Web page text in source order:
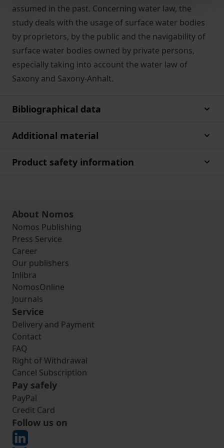
assumed in the past. Concerning water law, the
study deals with the usage of surface water bodies
by proprietors, by the public and the navigability of
surface water bodies owned by private persons,
especially taking into account the water law of
Saxony and Saxony-Anhalt.
Bibliographical data
Additional material
Product safety information
About Nomos
Nomos Publishing
Press Service
Career
Our publishers
Inlibra
NomosOnline
Journals
Service
Delivery and Payment
Contact
FAQ
Right of Withdrawal
Cancel Subscription
Pay safely
PayPal
Credit Card
Follow us on